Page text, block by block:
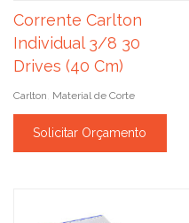
Corrente Carlton
Individual 3/8 30
Drives (40 Cm)
Carlton Material de Corte
Solicitar Orçamento